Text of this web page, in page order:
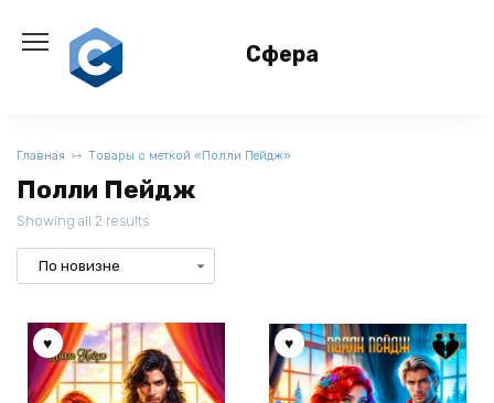
содержанию
Сфера
Главная Товары с меткой «Полли Пейдж»
Полли Пейдж
Showing all 2 results